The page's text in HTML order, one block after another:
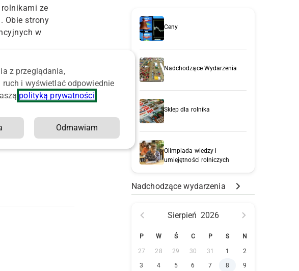
ze
Obie strony
w
krytyczną
sytuacją na
posiedzeniu
spotykamy się
Ceny
Nadchodzące Wydarzenia
Sklep dla rolnika
Olimpiada wiedzy i
umiejętności rolniczych
Nadchodzące wydarzenia
Sierpień 2026
P W Ś C P S N
27 28 29 30 31 1
2
3
4 5 6 7 8
9
z przeglądania,
i wyświetlać odpowiednie
polityką prywatności
Odmawiam